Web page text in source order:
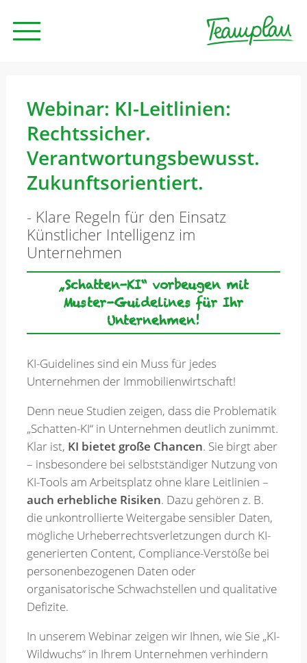
Beratung
Unternehmen
News
Webinar: KI-Leitlinien:
Rechtssicher.
Verantwortungsbewusst.
Zukunftsorientiert.
- Klare Regeln für den Einsatz
Künstlicher Intelligenz im
Unternehmen
„Schatten-KI“ vorbeugen mit
Muster-Guidelines für Ihr
Unternehmen!
KI-Guidelines sind ein Muss für jedes
Unternehmen der Immobilienwirtschaft!
Denn neue Studien zeigen, dass die Problematik
„Schatten-KI“ in Unternehmen deutlich zunimmt.
Klar ist, KI bietet große Chancen. Sie birgt aber
– insbesondere bei selbstständiger Nutzung von
KI-Tools am Arbeitsplatz ohne klare Leitlinien –
auch erhebliche Risiken. Dazu gehören z. B.
die unkontrollierte Weitergabe sensibler Daten,
mögliche Urheberrechtsverletzungen durch KI-
generierten Content, Compliance-Verstöße bei
personenbezogenen Daten oder
organisatorische Schwachstellen und qualitative
Defizite.
In unserem Webinar zeigen wir Ihnen, wie Sie „KI-
Wildwuchs“ in Ihrem Unternehmen verhindern